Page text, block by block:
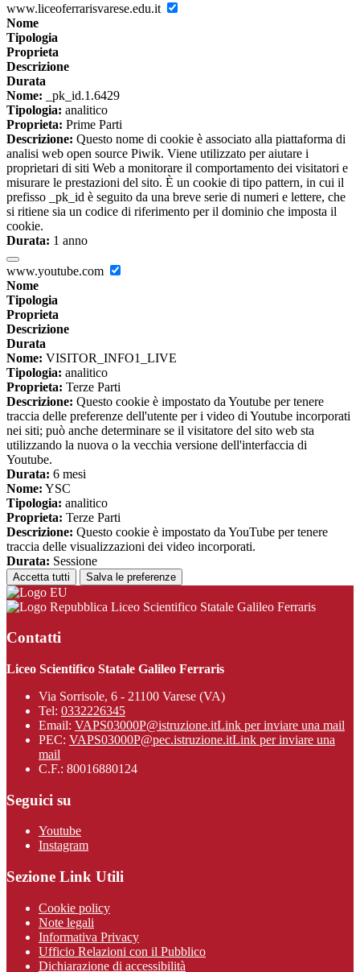
www.liceoferrarisvarese.edu.it
Nome
Tipologia
Proprieta
Descrizione
Durata
Nome: _pk_id.1.6429
Tipologia: analitico
Proprieta: Prime Parti
Descrizione: Questo nome di cookie è associato alla piattaforma di
analisi web open source Piwik. Viene utilizzato per aiutare i
proprietari di siti Web a monitorare il comportamento dei visitatori e
misurare le prestazioni del sito. È un cookie di tipo pattern, in cui il
prefisso _pk_id è seguito da una breve serie di numeri e lettere, che
si ritiene sia un codice di riferimento per il dominio che imposta il
cookie.
Durata: 1 anno
www.youtube.com
Nome
Tipologia
Proprieta
Descrizione
Durata
Nome: VISITOR_INFO1_LIVE
Tipologia: analitico
Proprieta: Terze Parti
Descrizione: Questo cookie è impostato da Youtube per tenere
traccia delle preferenze dell'utente per i video di Youtube incorporati
nei siti; può anche determinare se il visitatore del sito web sta
utilizzando la nuova o la vecchia versione dell'interfaccia di
Youtube.
Durata: 6 mesi
Nome: YSC
Tipologia: analitico
Proprieta: Terze Parti
Descrizione: Questo cookie è impostato da YouTube per tenere
traccia delle visualizzazioni dei video incorporati.
Durata: Sessione
Accetta tutti Salva le preferenze
Liceo Scientifico Statale Galileo Ferraris
Contatti
Liceo Scientifico Statale Galileo Ferraris
Via Sorrisole, 6 - 21100 Varese (VA)
Tel: 0332226345
Email: VAPS03000P@istruzione.itLink per inviare una mail
PEC: VAPS03000P@pec.istruzione.itLink per inviare una
mail
C.F.: 80016880124
Seguici su
Youtube
Instagram
Sezione Link Utili
Cookie policy
Note legali
Informativa Privacy
Ufficio Relazioni con il Pubblico
Dichiarazione di accessibilità